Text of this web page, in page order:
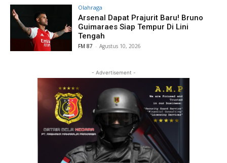
Olahraga
Arsenal Dapat Prajurit Baru! Bruno
Guimaraes Siap Tempur Di Lini
Tengah
FM 87 - Agustus 10, 2026
- Advertisement -